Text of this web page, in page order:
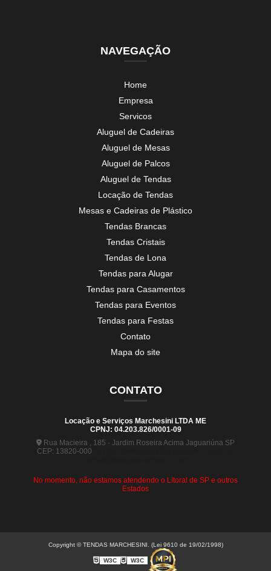
NAVEGAÇÃO
Home
Empresa
Servicos
Aluguel de Cadeiras
Aluguel de Mesas
Aluguel de Palcos
Aluguel de Tendas
Locação de Tendas
Mesas e Cadeiras de Plástico
Tendas Brancas
Tendas Cristais
Tendas de Lona
Tendas para Alugar
Tendas para Casamentos
Tendas para Eventos
Tendas para Festas
Contato
Mapa do site
CONTATO
Locação e Serviços Marchesini LTDA ME
CPNJ: 04.203.826/0001-09
Rua Macieira , 185 - Jardim Roseira Acima Jaguariúna SP
CEP: 13820-000
No momento, não estamos atendendo o Litoral de SP e outros
Estados
Copyright © TENDAS MARCHESINI. (Lei 9610 de 19/02/1998)
W3C W3C